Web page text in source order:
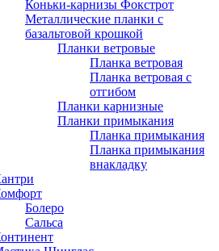
Коньки-карнизы Фокстрот
Металлические планки с
базальтовой крошкой
Планки ветровые
Планка ветровая
Планка ветровая с
отгибом
Планки карнизные
Планки примыкания
Планка примыкания
Планка примыкания
внакладку
Болеро
Сальса